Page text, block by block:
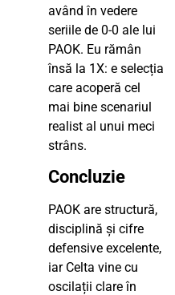
având în vedere
seriile de 0-0 ale lui
PAOK. Eu rămân
însă la 1X: e selecția
care acoperă cel
mai bine scenariul
realist al unui meci
strâns.
Concluzie
PAOK are structură,
disciplină și cifre
defensive excelente,
iar Celta vine cu
oscilații clare în